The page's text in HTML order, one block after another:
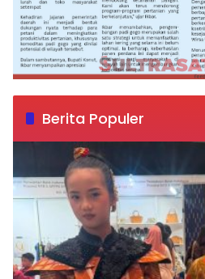
Berita Populer